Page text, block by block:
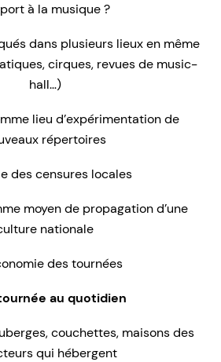
à la musique ?
dans plusieurs lieux en même
cirques, revues de music-
hall…)
lieu d’expérimentation de
répertoires
des censures locales
moyen de propagation d’une
nationale
des tournées
au quotidien
couchettes, maisons des
qui hébergent